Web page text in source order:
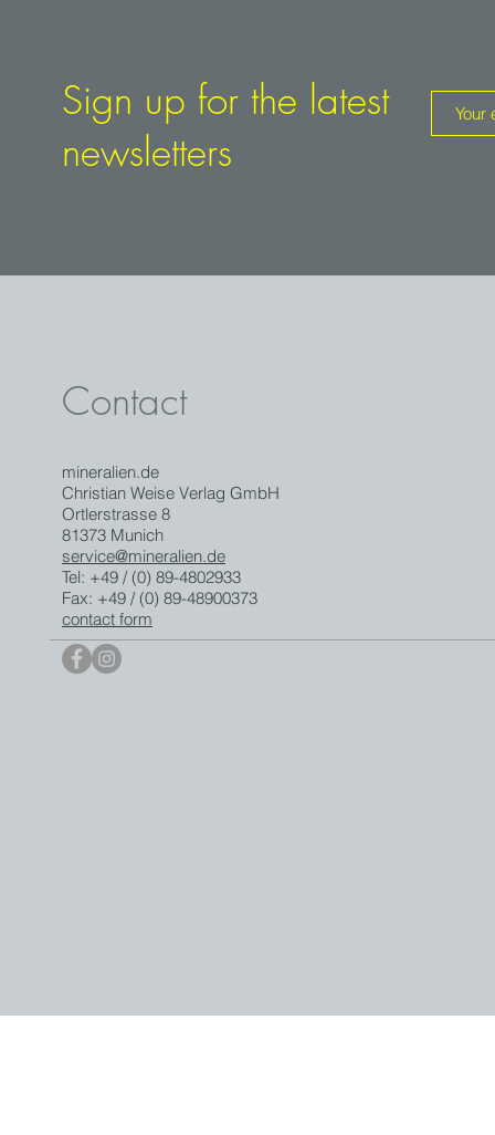
Sign up for the latest
newsletters
Contact
mineralien.de
Christian Weise Verlag GmbH
Ortlerstrasse 8
81373 Munich
service@mineralien.de
Tel: +49 / (0) 89-4802933
Fax: +49 / (0) 89-48900373
contact form